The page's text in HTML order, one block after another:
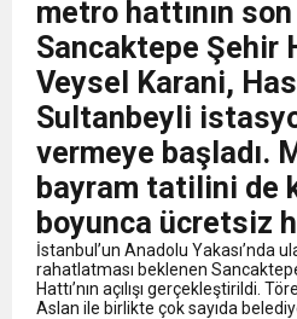
metro hattının
Sancaktepe Şehir
Veysel Karani,
Sultanbeyli
vermeye başladı.
bayram tatilini de
boyunca ücretsiz
İstanbul’un Anadolu Yakası’nda
rahatlatması beklenen
Hattı’nın açılışı gerçekleştirildi.
Aslan ile birlikte çok sayıda